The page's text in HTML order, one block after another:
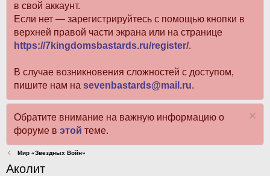
в свой аккаунт.
Если нет — зарегистрируйтесь с помощью кнопки в
верхней правой части экрана или на странице
https://7kingdomsbastards.ru/register/.
В случае возникновения сложностей с доступом,
пишите нам на sevenbastards@mail.ru.
Обратите внимание на важную информацию о
форуме в этой теме.
Мир «Звездных Войн»
Аколит